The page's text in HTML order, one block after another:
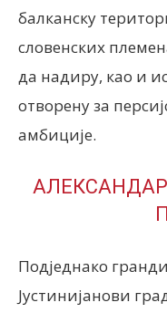
балканску
словенских
да надиру, као и
отворену за
амбиције.
Подједнако
Јустинијанови